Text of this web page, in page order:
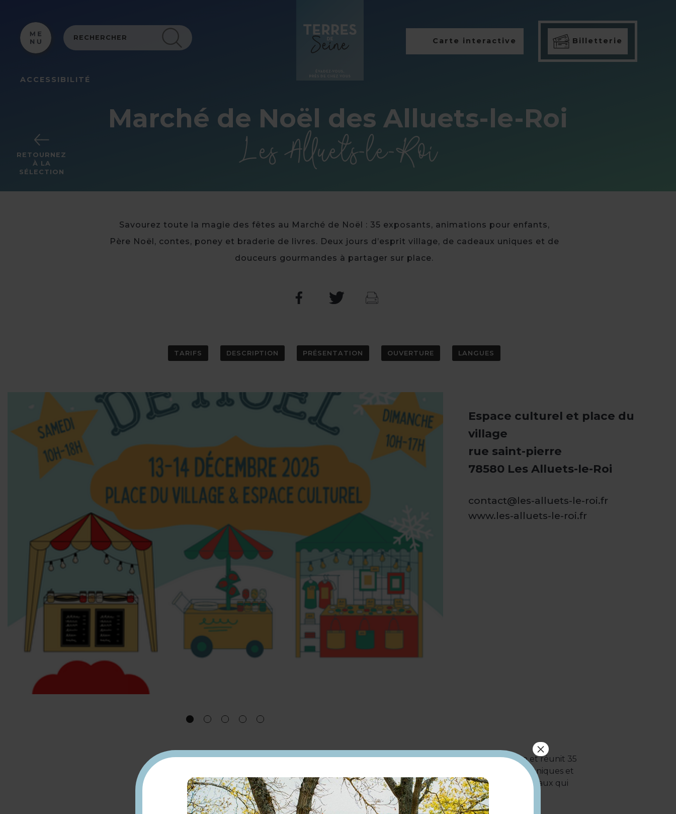
ACCESSIBILITÉ
Carte interactive Billetterie
RETOURNEZ
À LA
SÉLECTION
Marché de Noël des Alluets-le-Roi
Les Alluets-le-Roi
Savourez toute la magie des fêtes au Marché de Noël : 35 exposants, animations pour enfants,
Père Noël, contes, poney et braderie de livres. Deux jours d’esprit village, de cadeaux uniques et de
douceurs gourmandes à partager sur place.
TARIFS DESCRIPTION PRÉSENTATION OUVERTURE LANGUES
Espace culturel et place du
village
rue saint-pierre
78580 Les Alluets-le-Roi
contact@les-alluets-le-roi.fr
www.les-alluets-le-roi.fr
Le Marché de Noël revient avec son atmosphère chaleureuse de village et réunit 35
exposants installés en intérieur comme en extérieur. Artisanat, créations uniques et
produits gourmands composent un parcours idéal pour dénicher les cadeaux qui
feront la différence.
×